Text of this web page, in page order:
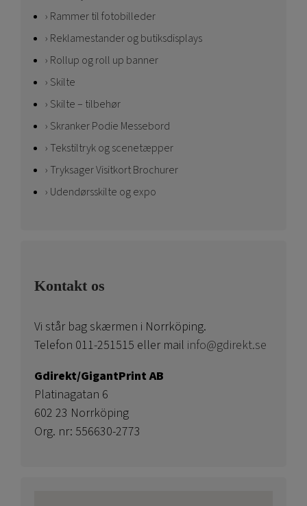
Rammer til fotobilleder
Reklamestander og butiksdisplays
Rollup og roll up banner
Skilte
Skilte – tilbehør
Skranker Podie Messebord
Tekstiltryk og scenetæpper
Tryksager Visitkort Brochurer
Udendørsskilte og expo
Kontakt os
Vi står bag skærmen i Norrköping.
Telefon 011-251515 eller mail info@gdirekt.se
Gdirekt/GigantPrint AB
Platinagatan 6
602 23 Norrköping
Org. nr: 556630-2773